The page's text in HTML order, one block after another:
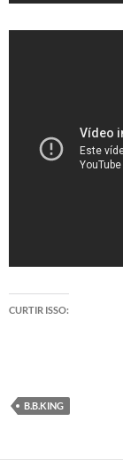
CURTIR ISSO:
B.B.KING